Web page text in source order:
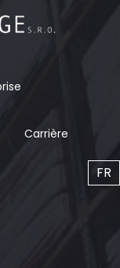
Carrière
FR